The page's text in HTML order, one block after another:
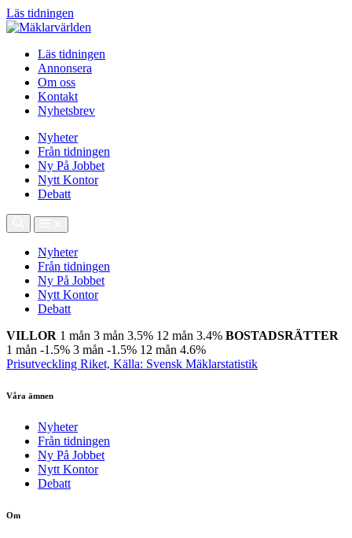
Läs tidningen
Läs tidningen
Annonsera
Om oss
Kontakt
Nyhetsbrev
Nyheter
Från tidningen
Ny På Jobbet
Nytt Kontor
Debatt
Nyheter
Från tidningen
Ny På Jobbet
Nytt Kontor
Debatt
VILLOR 1 mån 3 mån 3.5% 12 mån 3.4% BOSTADSRÄTTER
1 mån -1.5% 3 mån -1.5% 12 mån 4.6%
Prisutveckling Riket, Källa: Svensk Mäklarstatistik
Våra ämnen
Nyheter
Från tidningen
Ny På Jobbet
Nytt Kontor
Debatt
Om